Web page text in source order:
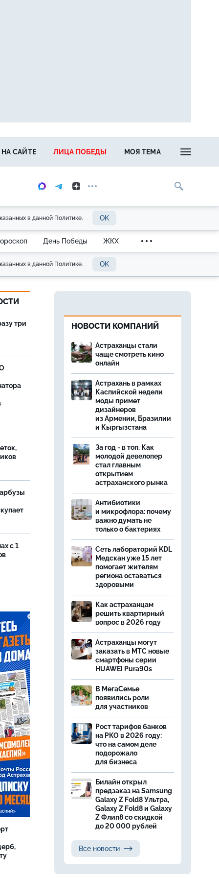
НА САЙТЕ ЛИЦА ПОБЕДЫ МОЯ ТЕМА
в данной Политике. OK
День Победы ЖКХ
в данной Политике. OK
три
с 1
НОВОСТИ КОМПАНИЙ
Астраханцы стали
чаще смотреть кино
онлайн
Астрахань в рамках
Каспийской недели
моды примет
дизайнеров
из Армении, Бразилии
и Кыргызстана
За год - в топ. Как
молодой девелопер
стал главным
открытием
астраханского рынка
Антибиотики
и микрофлора: почему
важно думать не
только о бактериях
Сеть лабораторий KDL
Медскан уже 15 лет
помогает жителям
региона оставаться
здоровыми
Как астраханцам
решить квартирный
вопрос в 2026 году
Астраханцы могут
заказать в МТС новые
смартфоны серии
HUAWEI Pura90s
В МегаСемье
появились роли
для участников
Рост тарифов банков
на РКО в 2026 году:
что на самом деле
подорожало
для бизнеса
Билайн открыл
предзаказ на Samsung
Galaxy Z Fold8 Ультра,
Galaxy Z Fold8 и Galaxy
Z Флип8 со скидкой
до 20 000 рублей
Все новости